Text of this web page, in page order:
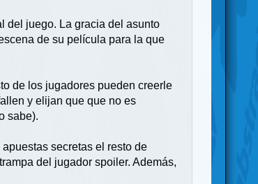
del juego. La gracia del asunto
de su película para la que
de los jugadores pueden creerle
y elijan que que no es
sabe).
secretas el resto de
del jugador spoiler. Además,